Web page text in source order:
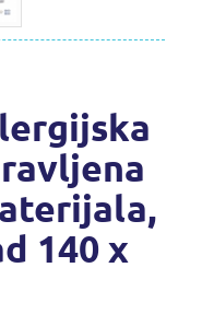
140 x